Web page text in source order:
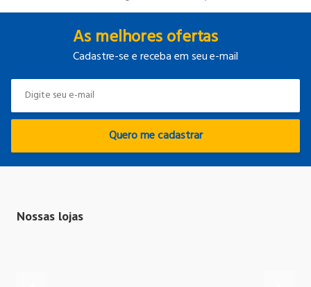
As melhores ofertas
Cadastre-se e receba em seu e-mail
Quero me cadastrar
Nossas lojas